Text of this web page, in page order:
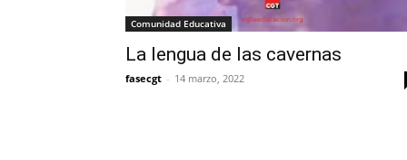
Comunidad Educativa
La lengua de las cavernas
fasecgt - 14 marzo, 2022